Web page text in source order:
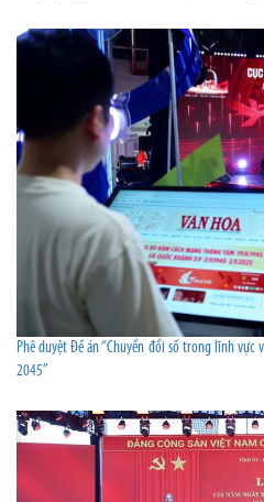
Phê duyệt Đề án “Chuyển đổi số trong lĩnh
2045”